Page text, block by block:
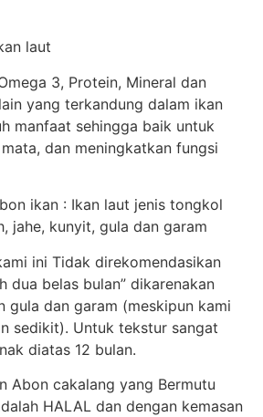
laut
3, Protein, Mineral dan
yang terkandung dalam ikan
manfaat sehingga baik untuk
dan meningkatkan fungsi
ikan : Ikan laut jenis tongkol
jahe, kunyit, gula dan garam
ini Tidak direkomendasikan
dua belas bulan” dikarenakan
gula dan garam (meskipun kami
sedikit). Untuk tekstur sangat
diatas 12 bulan.
Abon cakalang yang Bermutu
HALAL dan dengan kemasan